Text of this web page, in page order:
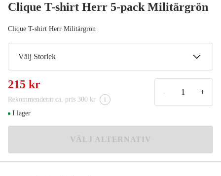
Clique T-shirt Herr 5-pack Militärgrön
Clique T-shirt Herr Militärgrön
Välj Storlek
S
69 kr
69 kr
XL
215 kr
Rekommenderat ca. pris 300 kr i
- +
I lager
VÄLJ ALTERNATIV